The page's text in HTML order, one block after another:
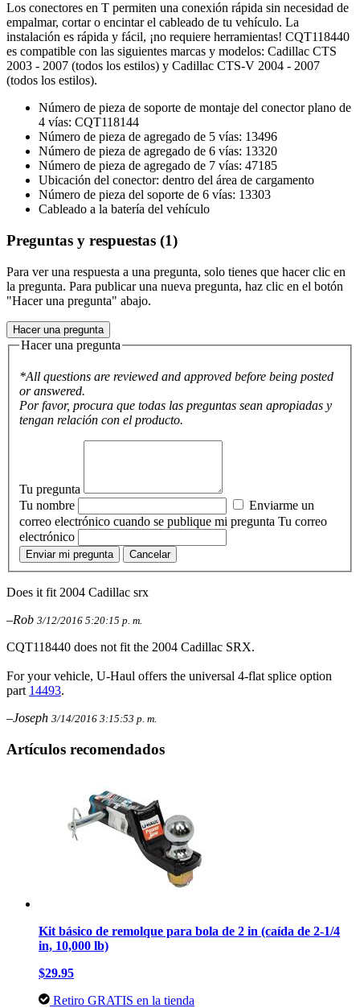
Los conectores en T permiten una conexión rápida sin necesidad de
empalmar, cortar o encintar el cableado de tu vehículo. La
instalación es rápida y fácil, ¡no requiere herramientas! CQT118440
es compatible con las siguientes marcas y modelos: Cadillac CTS
2003 - 2007 (todos los estilos) y Cadillac CTS-V 2004 - 2007
(todos los estilos).
Número de pieza de soporte de montaje del conector plano de
4 vías: CQT118144
Número de pieza de agregado de 5 vías: 13496
Número de pieza de agregado de 6 vías: 13320
Número de pieza de agregado de 7 vías: 47185
Ubicación del conector: dentro del área de cargamento
Número de pieza del soporte de 6 vías: 13303
Cableado a la batería del vehículo
Preguntas y respuestas (1)
Para ver una respuesta a una pregunta, solo tienes que hacer clic en
la pregunta. Para publicar una nueva pregunta, haz clic en el botón
"Hacer una pregunta" abajo.
Hacer una pregunta
Hacer una pregunta
*All questions are reviewed and approved before being posted
or answered.
Por favor, procura que todas las preguntas sean apropiadas y
tengan relación con el producto.
Tu pregunta
Tu nombre
Enviarme un
correo electrónico cuando se publique mi pregunta Tu correo
electrónico
Enviar mi pregunta Cancelar
Does it fit 2004 Cadillac srx
–Rob 3/12/2016 5:20:15 p. m.
CQT118440 does not fit the 2004 Cadillac SRX.
For your vehicle, U-Haul offers the universal 4-flat splice option
part 14493.
–Joseph 3/14/2016 3:15:53 p. m.
Artículos recomendados
Kit básico de remolque para bola de 2 in (caída de 2-1/4
in, 10,000 lb)
$29.95
Retiro GRATIS en la tienda